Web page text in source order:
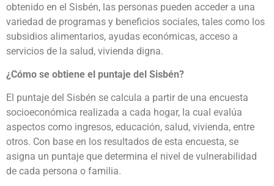
obtenido en el Sisbén, las personas pueden acceder a una
variedad de programas y beneficios sociales, tales como los
subsidios alimentarios, ayudas económicas, acceso a
servicios de la salud, vivienda digna.
¿Cómo se obtiene el puntaje del Sisbén?
El puntaje del Sisbén se calcula a partir de una encuesta
socioeconómica realizada a cada hogar, la cual evalúa
aspectos como ingresos, educación, salud, vivienda, entre
otros. Con base en los resultados de esta encuesta, se
asigna un puntaje que determina el nivel de vulnerabilidad
de cada persona o familia.